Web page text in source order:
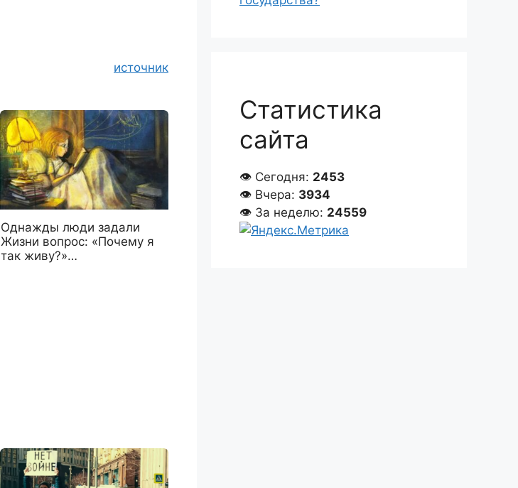
источник
Однажды люди задали
Жизни вопрос: «Почему я
так живу?»…
Статистика
сайта
👁 Сегодня: 2453
👁 Вчера: 3934
👁 За неделю: 24559